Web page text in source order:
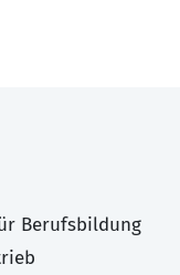
Berufsbildung